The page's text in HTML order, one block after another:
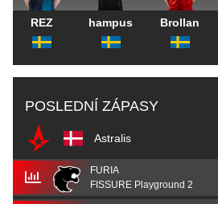
REZ hampus Brollan
POSLEDNÍ ZÁPASY
Astralis
FURIA
FISSURE Playground 2